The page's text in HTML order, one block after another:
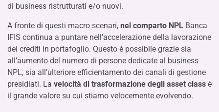
di business ristrutturati e/o nuovi.
A fronte di questi macro-scenari, nel comparto NPL Banca
IFIS continua a puntare nell’accelerazione della lavorazione
dei crediti in portafoglio. Questo è possibile grazie sia
all’aumento del numero di persone dedicate al business
NPL, sia all’ulteriore efficientamento dei canali di gestione
presidiati. La velocità di trasformazione degli asset class è
il grande valore su cui stiamo velocemente evolvendo.